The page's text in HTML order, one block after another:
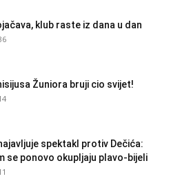
klub raste iz dana u dan
Žuniora bruji cio svijet!
spektakl protiv Dečića:
se ponovo okupljaju plavo-bijeli